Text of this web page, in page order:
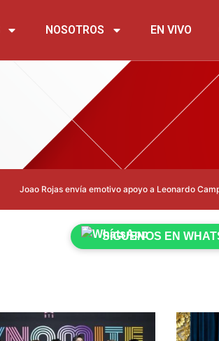
NOSOTROS EN VIVO
envía emotivo apoyo a Leonardo Campana tras
SÍGUENOS EN